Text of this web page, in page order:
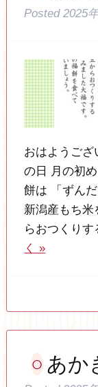
Posted2025
おはようござ
の日 月の初
餅は 「ずん
新潟産もち
らおつくり
く »
あか